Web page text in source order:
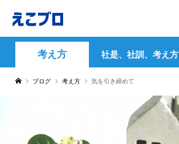
考え方 社是、社訓、考え方
ブログ 考え方 気を引き締めて